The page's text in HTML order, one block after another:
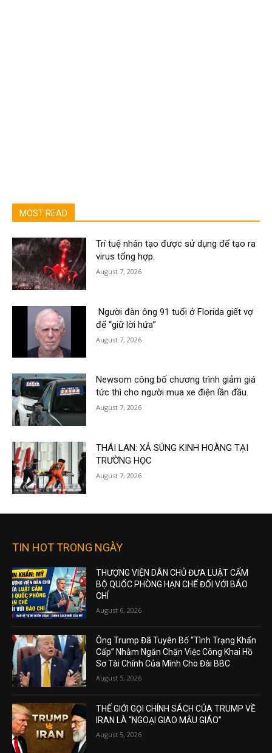
MOST READ
Trí tuệ nhân tạo được sử dụng để tạo ra
virus tổng hợp.
August 7, 2026
Người đàn ông 91 tuổi ở Florida giết vợ
để “giữ lời hứa”
August 7, 2026
Newsom công bố chương trình giảm giá
tức thì cho người mua xe điện lần đầu.
August 7, 2026
THÁI LAN: XẢ SÚNG KINH HOÀNG TẠI
TRƯỜNG HỌC
August 7, 2026
TIN HOT TRONG NGÀY
THƯỢNG VIỆN DÂN CHỦ ĐƯA LUẬT CẤM
BỘ QUỐC PHÒNG HẠN CHẾ ĐỐI VỚI BÁO
CHÍ
August 6, 2026
Ông Trump Đã Tuyên Bố “Tình Trạng Khẩn
Cấp” Nhằm Ngăn Chặn Việc Công Khai Hồ
Sơ Tài Chính Của Mình Cho Đài BBC
August 5, 2026
THẾ GIỚI GỌI CHÍNH SÁCH CỦA TRUMP VỀ
IRAN LÀ “NGOẠI GIAO MẪU GIÁO”
August 5, 2026